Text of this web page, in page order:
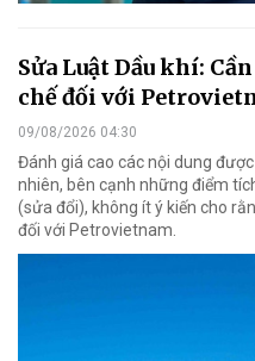
Sửa Luật Dầu khí:
chế đối với
09/08/2026 04:30
Đánh giá cao các nội dung
nhiên, bên cạnh những điểm
(sửa đổi), không ít ý kiến cho
đối với Petrovietnam.